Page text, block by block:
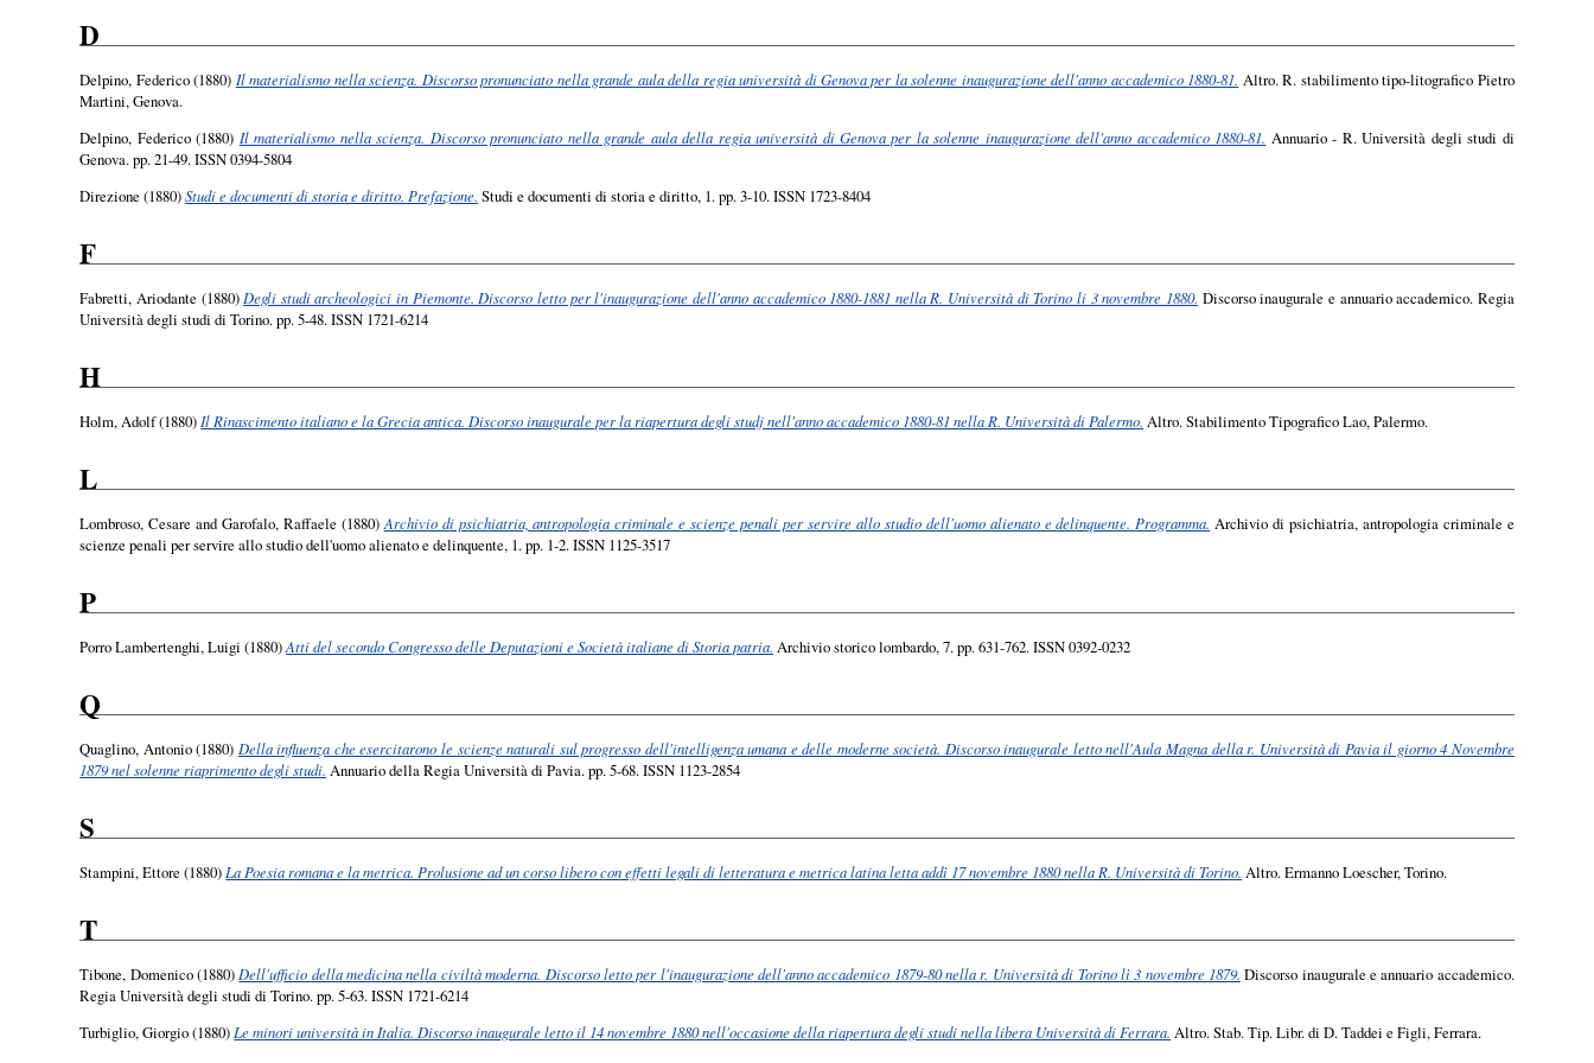
D
Delpino, Federico(1880) Il materialismo nella scienza. Discorso pronunciato nella grande aula della regia università di Genova per la solenne inaugurazione dell'anno accademico 1880-81. Altro. R. stabilimento tipo-litografico Pietro
Martini, Genova.
Delpino, Federico(1880) Il materialismo nella scienza. Discorso pronunciato nella grande aula della regia università di Genova per la solenne inaugurazione dell'anno accademico 1880-81. Annuario - R. Università degli studi di
Genova. pp. 21-49. ISSN 0394-5804
Direzione (1880)Studi e documenti di storia e diritto. Prefazione. Studi e documenti di storia e diritto, 1. pp. 3-10. ISSN 1723-8404
F
Fabretti, Ariodante (1880)Degli studi archeologici in Piemonte. Discorso letto per l'inaugurazione dell'anno accademico 1880-1881 nella R. Università di Torino li 3 novembre 1880. Discorso inaugurale e annuario accademico. Regia
Università degli studi di Torino. pp. 5-48. ISSN 1721-6214
H
Holm, Adolf(1880)Il Rinascimento italiano e la Grecia antica. Discorso inaugurale per la riapertura degli studj nell'anno accademico 1880-81 nella R. Università di Palermo. Altro. Stabilimento Tipografico Lao, Palermo.
L
Lombroso, Cesare and Garofalo, Raffaele (1880)Archivio di psichiatria, antropologia criminale e scienze penali per servire allo studio dell'uomo alienato e delinquente. Programma. Archivio di psichiatria, antropologia criminale e
scienze penali per servire allo studio dell'uomo alienato e delinquente, 1. pp. 1-2. ISSN 1125-3517
P
Porro Lambertenghi, Luigi (1880)Atti del secondo Congresso delle Deputazioni e Società italiane di Storia patria. Archivio storico lombardo, 7. pp. 631-762. ISSN 0392-0232
Q
Quaglino, Antonio(1880) Della influenza che esercitarono le scienze naturali sul progresso dell'intelligenza umana e delle moderne società. Discorso inaugurale letto nell'Aula Magna della r. Università di Pavia il giorno 4 Novembre
1879 nel solenne riaprimento degli studi. Annuario della Regia Università di Pavia. pp. 5-68. ISSN 1123-2854
S
Stampini, Ettore (1880)La Poesia romana e la metrica. Prolusione ad un corso libero con effetti legali di letteratura e metrica latina letta addì 17 novembre 1880 nella R. Università di Torino. Altro. Ermanno Loescher, Torino.
T
Tibone, Domenico(1880)Dell'ufficio della medicina nella civiltà moderna. Discorso letto per l'inaugurazione dell'anno accademico 1879-80 nella r. Università di Torino lì 3 novembre 1879. Discorso inaugurale e annuario accademico.
Regia Università degli studi di Torino. pp. 5-63. ISSN 1721-6214
Turbiglio, Giorgio(1880)Le minori università in Italia. Discorso inaugurale letto il 14 novembre 1880 nell'occasione della riapertura degli studi nella libera Università di Ferrara. Altro. Stab. Tip. Libr. di D. Taddei e Figli, Ferrara.